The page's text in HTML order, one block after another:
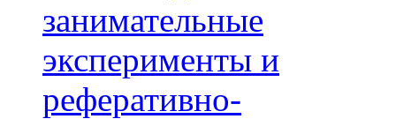
занимательные
эксперименты и
реферативно-